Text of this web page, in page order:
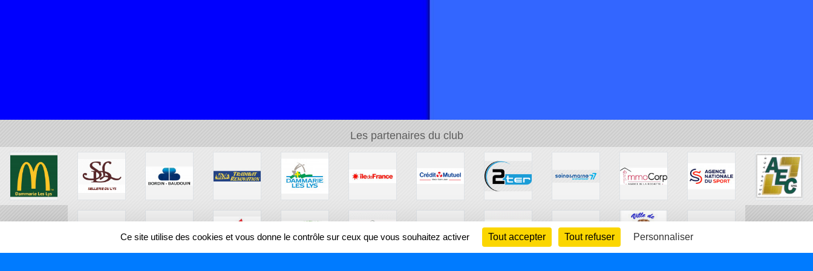
Les partenaires du club
Ce site utilise des cookies et vous donne le contrôle sur ceux que vous souhaitez activer Tout accepter Tout refuser Personnaliser